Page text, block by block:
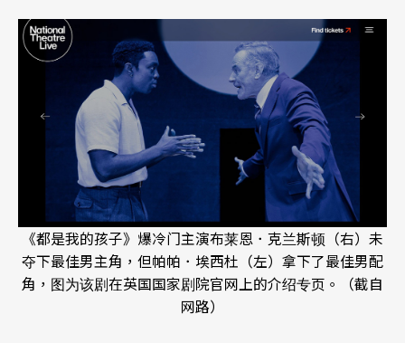
《都是我的孩子》爆冷门主演布莱恩．克兰斯顿（右）未
夺下最佳男主角，但帕帕．埃西杜（左）拿下了最佳男配
角，图为该剧在英国国家剧院官网上的介绍专页。（截自
网路）